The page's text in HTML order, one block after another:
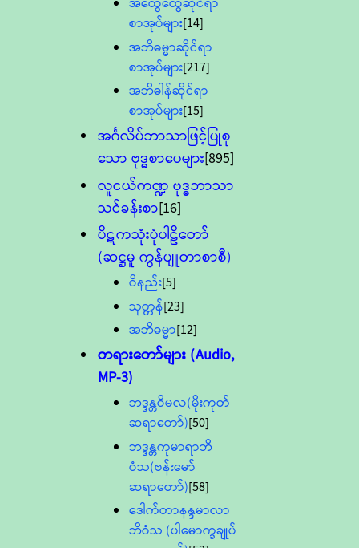
စာအုပ်များ[14]
အဘိဓမ္မာဆိုင်ရာ
စာအုပ်များ[217]
အဘိဓါန်ဆိုင်ရာ
စာအုပ်များ[15]
အင်္ဂလိပ်ဘာသာဖြင့်ပြုစု
သော ဗုဒ္ဓစာပေများ[895]
လူငယ်ကဏ္ဍ ဗုဒ္ဓဘာသာ
သင်ခန်းစာ[16]
ပိဋကသုံးပုံပါဠိတော်
(ဆဋ္ဌမူ ကွန်ပျူတာစာစီ)
ဝိနည်း[5]
သုတ္တန်[23]
အဘိဓမ္မာ[12]
တရားတော်များ (Audio,
MP-3)
ဘဒ္ဒန္တဝိမလ(မိုးကုတ်
ဆရာတော်)[50]
ဘဒ္ဒန္တကုမာရာဘိ
ဝံသ(ဗန်းမော်
ဆရာတော်)[58]
ဒေါက်တာနန္ဒမာလာ
ဘိဝံသ (ပါမောက္ခချုပ်